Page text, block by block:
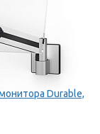
Durable,